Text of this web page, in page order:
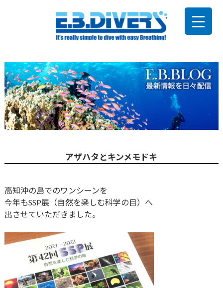
アザハタとキンメモドキ
高知沖の島でのワンシーンを
今年もSSP展（自然を楽しむ科学の目）へ
出させていただきました。